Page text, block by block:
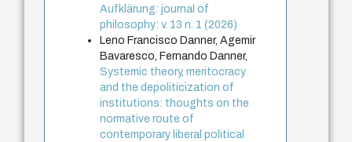
Aufklärung: journal of
philosophy: v. 13 n. 1 (2026)
Leno Francisco Danner, Agemir
Bavaresco, Fernando Danner,
Systemic theory, meritocracy
and the depoliticization of
institutions: thoughts on the
normative route of
contemporary liberal political